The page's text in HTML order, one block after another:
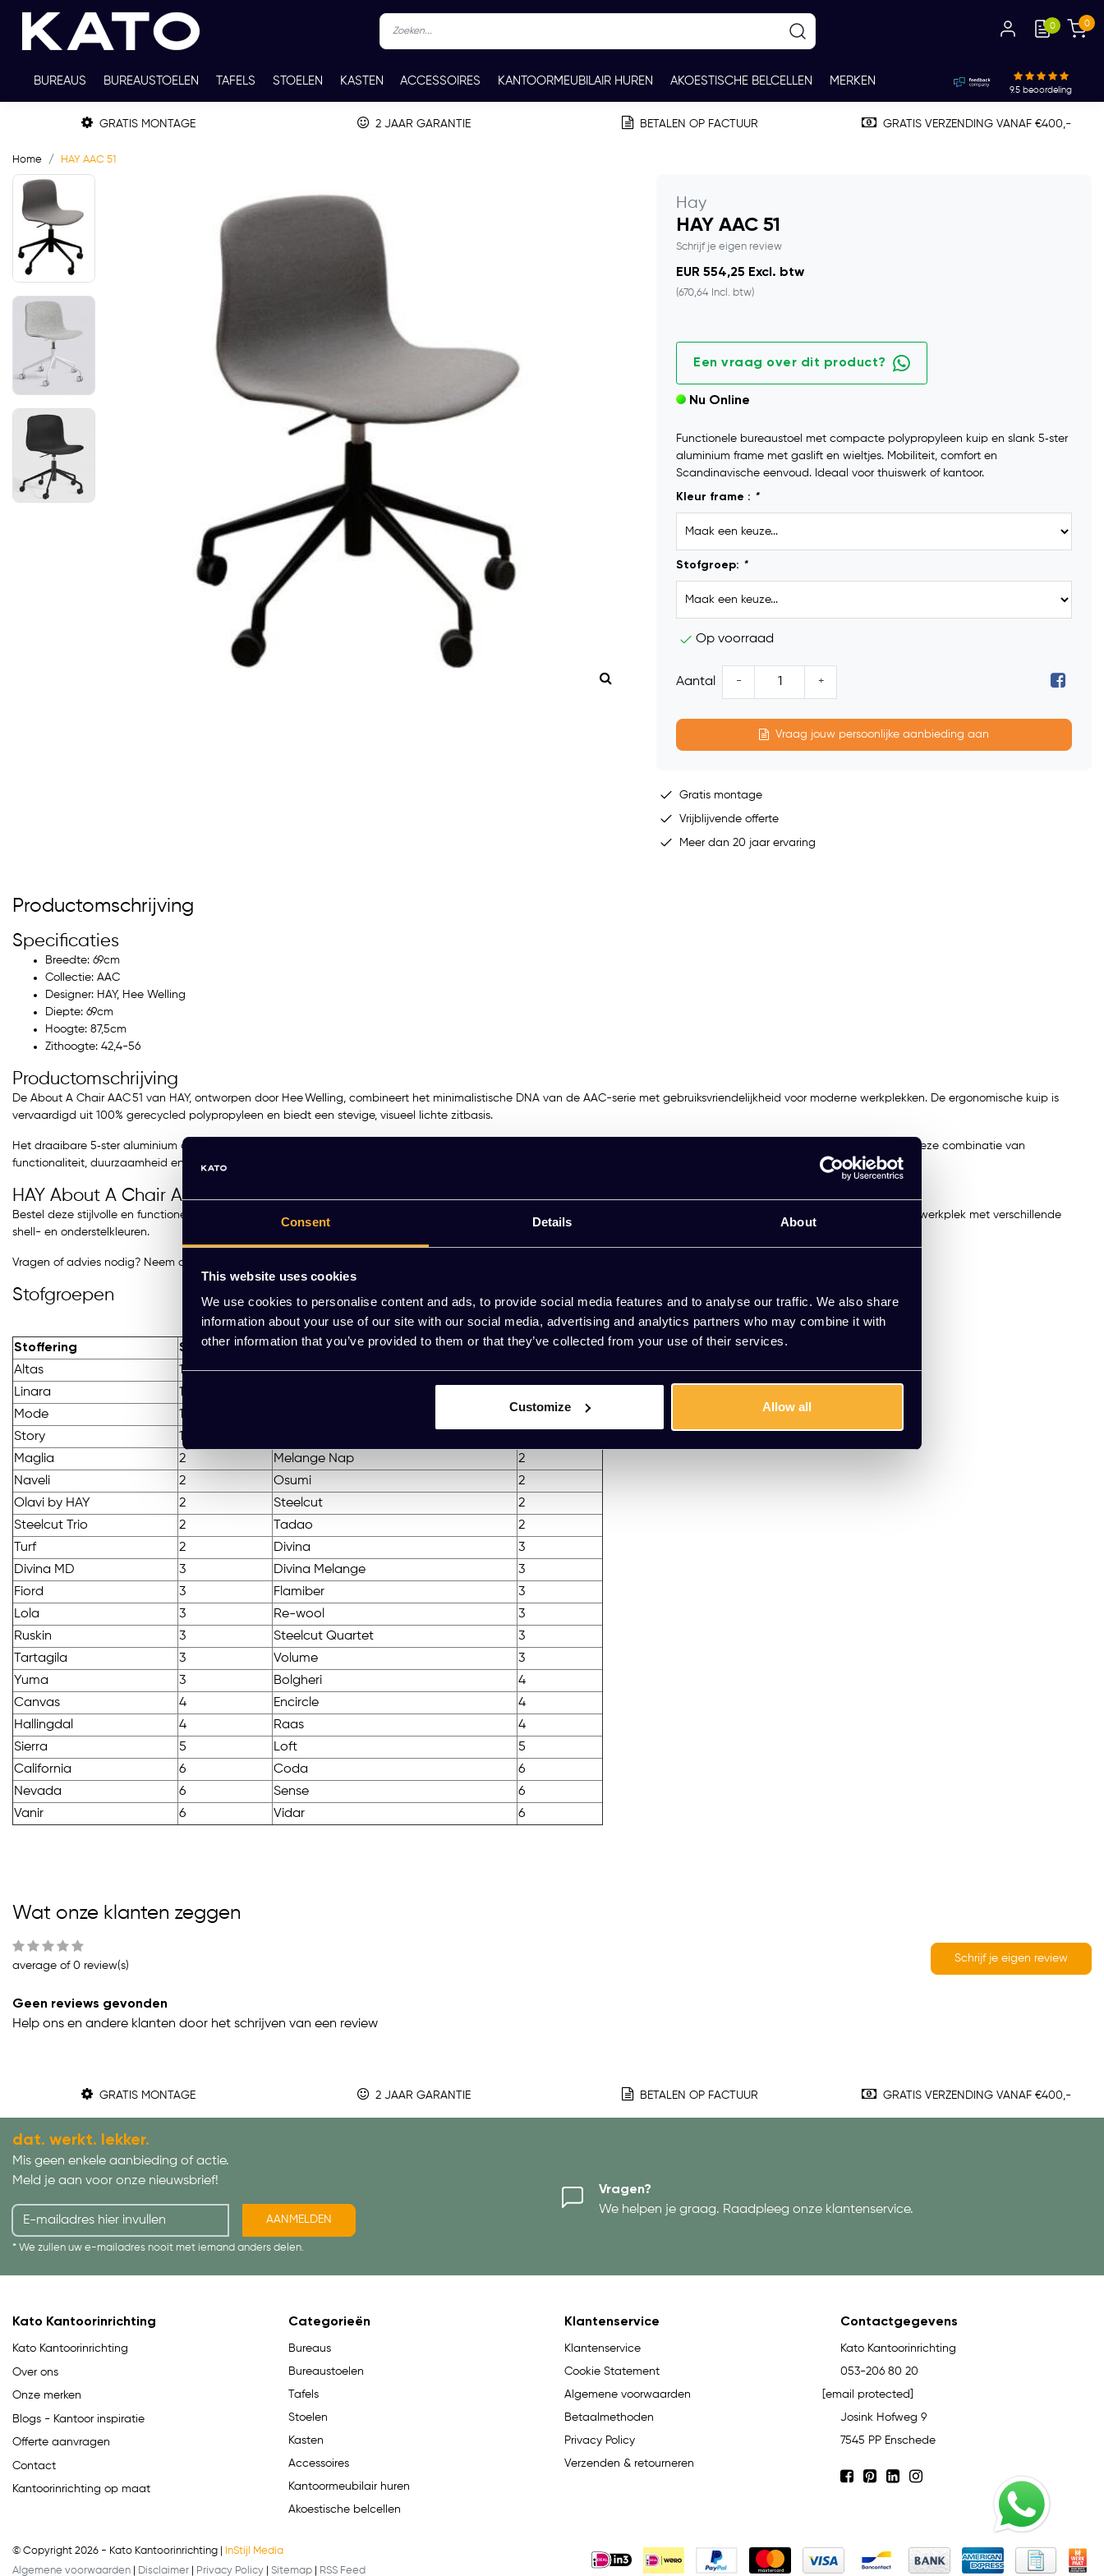
Consent Details About
This website uses cookies
We use cookies to personalise content and ads, to provide social media features and to analyse our traffic. We also share
information about your use of our site with our social media, advertising and analytics partners who may combine it with
other information that you’ve provided to them or that they’ve collected from your use of their services.
Customize Allow all
0 0
BUREAUS BUREAUSTOELEN TAFELS STOELEN KASTEN ACCESSOIRES KANTOORMEUBILAIR HUREN AKOESTISCHE BELCELLEN MERKEN
TWEEDEHANDS THUISWERKPLEKKEN WERKBLADKLEUREN CONTACT
9.5 beoordeling
GRATIS MONTAGE 2 JAAR GARANTIE BETALEN OP FACTUUR GRATIS VERZENDING VANAF €400,-
Home HAY AAC 51
Hay
HAY AAC 51
Schrijf je eigen review
EUR 554,25 Excl. btw
(670,64 Incl. btw)
Een vraag over dit product?
Nu Online
Functionele bureaustoel met compacte polypropyleen kuip en slank 5‑ster
aluminium frame met gaslift en wieltjes. Mobiliteit, comfort en
Scandinavische eenvoud. Ideaal voor thuiswerk of kantoor.
Kleur frame : *
Stofgroep: *
Op voorraad
Aantal - +
Vraag jouw persoonlijke aanbieding aan
Gratis montage
Vrijblijvende offerte
Meer dan 20 jaar ervaring
Productomschrijving
Specificaties
Breedte: 69cm
Collectie: AAC
Designer: HAY, Hee Welling
Diepte: 69cm
Hoogte: 87,5cm
Zithoogte: 42,4-56
Productomschrijving
De About A Chair AAC 51 van HAY, ontworpen door Hee Welling, combineert het minimalistische DNA van de AAC-serie met gebruiksvriendelijkheid voor moderne werkplekken. De ergonomische kuip is
vervaardigd uit 100% gerecycled polypropyleen en biedt een stevige, visueel lichte zitbasis.
Het draaibare 5‑ster aluminium onderstel is uitgerust met geruisloze wieltjes en gaslift, waardoor je de stoel eenvoudig in hoogte kunt aanpassen en soepel meebeweegt. Deze combinatie van
functionaliteit, duurzaamheid en strak design maakt de AAC 51 perfect voor drukke thuiswerkplekken en hedendaagse kantooromgevingen.
HAY About A Chair AAC 51 kopen?
Bestel deze stijlvolle en functionele bureaustoel eenvoudig online of vraag vrijblijvend een offerte aan. Combineer met andere stoelen uit de AAC‑serie of personaliseer jouw werkplek met verschillende
shell- en onderstelkleuren.
Vragen of advies nodig? Neem contact op via de WhatsApp‑button of mail naar
Stofgroepen
Stoffering Stopgroep Stoffering
Stofgroep
Altas
1 Autumn
1
Linara
1
Mode
1
1
Story
1
Maglia
2 Melange Nap
2
Naveli
2 Osumi
2
Olavi by HAY
2 Steelcut
2
Steelcut Trio
2 Tadao
2
Turf
2 Divina
3
Divina MD
3 Divina Melange
3
Fiord
3 Flamiber
3
Lola
3 Re-wool
3
Ruskin
3 Steelcut Quartet
3
Tartagila
3 Volume
3
Yuma
3 Bolgheri
4
Canvas
4 Encircle
4
Hallingdal
4 Raas
4
Sierra
5 Loft
5
California
6 Coda
6
Nevada
6 Sense
6
Vanir
6 Vidar 6
Wat onze klanten zeggen
average of 0 review(s)
Schrijf je eigen review
Geen reviews gevonden
Help ons en andere klanten door het schrijven van een review
GRATIS MONTAGE 2 JAAR GARANTIE BETALEN OP FACTUUR GRATIS VERZENDING VANAF €400,-
dat. werkt. lekker.
Mis geen enkele aanbieding of actie.
Meld je aan voor onze nieuwsbrief!
AANMELDEN
* We zullen uw e-mailadres nooit met iemand anders delen.
Vragen?
We helpen je graag. Raadpleeg onze klantenservice.
Kato Kantoorinrichting
Kato Kantoorinrichting
Over ons
Onze merken
Blogs - Kantoor inspiratie
Offerte aanvragen
Contact
Kantoorinrichting op maat
Categorieën
Bureaus
Bureaustoelen
Tafels
Stoelen
Kasten
Accessoires
Kantoormeubilair huren
Akoestische belcellen
Klantenservice
Klantenservice
Cookie Statement
Algemene voorwaarden
Betaalmethoden
Privacy Policy
Verzenden & retourneren
Contactgegevens
Kato Kantoorinrichting
053-206 80 20
[email protected]
Josink Hofweg 9
7545 PP Enschede
© Copyright 2026 - Kato Kantoorinrichting |
InStijl Media
Algemene voorwaarden
Disclaimer Privacy Policy Sitemap RSS Feed